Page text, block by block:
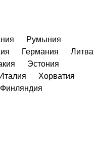
Румыния
Германия
Литва
Эстония
Италия
Хорватия
Финляндия